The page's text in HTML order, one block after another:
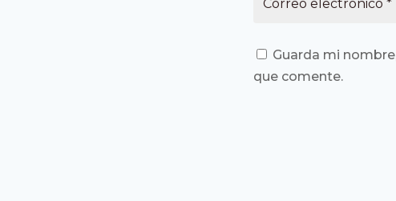
Guarda mi
que comente.